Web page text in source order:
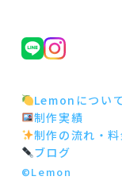
送
Lemonについ
制作実績
制作の流れ・料
ブログ
©Lemon